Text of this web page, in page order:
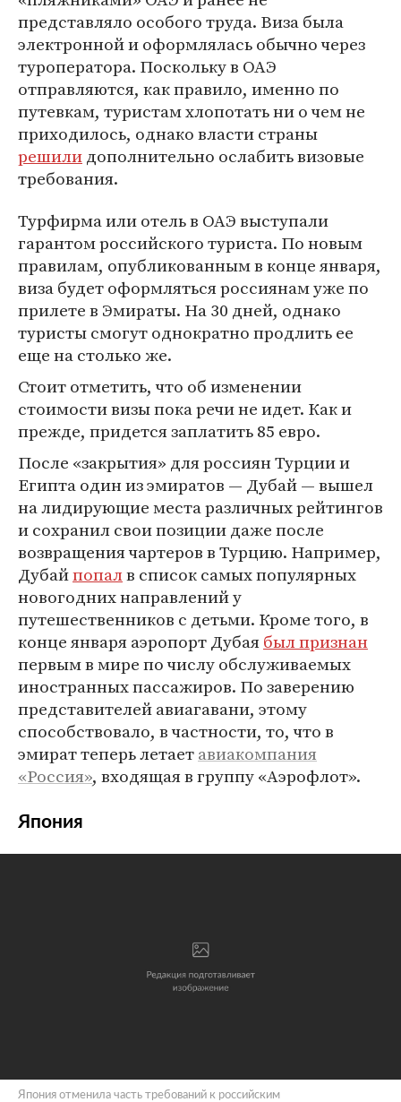
представляло особого труда. Виза была
электронной и оформлялась обычно через
туроператора. Поскольку в ОАЭ
отправляются, как правило, именно по
путевкам, туристам хлопотать ни о чем не
приходилось, однако власти страны
решилидополнительно ослабить визовые
требования.
Турфирма или отель в ОАЭ выступали
гарантом российского туриста. По новым
правилам, опубликованным в конце января,
виза будет оформляться россиянам уже по
прилете в Эмираты. На 30 дней, однако
туристы смогут однократно продлить ее
еще на столько же.
Стоит отметить, что об изменении
стоимости визы пока речи не идет. Как и
прежде, придется заплатить 85 евро.
После «закрытия» для россиян Турции и
Египта один из эмиратов — Дубай — вышел
на лидирующие места различных рейтингов
и сохранил свои позиции даже после
возвращения чартеров в Турцию. Например,
Дубайпопалв список самых популярных
новогодних направлений у
путешественников с детьми. Кроме того, в
конце января аэропорт Дубаябыл признан
первым в мире по числу обслуживаемых
иностранных пассажиров. По заверению
представителей авиагавани, этому
способствовало, в частности, то, что в
эмират теперь летаетавиакомпания
«Россия», входящая в группу «Аэрофлот».
Япония
Япония отменила часть требований к российским